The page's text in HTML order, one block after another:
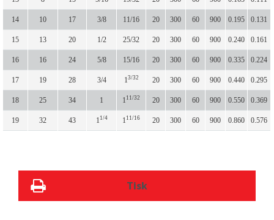
14 10 17 3/8 11/16 20 300 60 900 0.195 0.131
15 13 20 1/2 25/32 20 300 60 900 0.240 0.161
16 16 24 5/8 15/16 20 300 60 900 0.335 0.224
17 19 28 3/4 13/32 20 300 60 900 0.440 0.295
18 25 34 1 1 11/32 20 300 60 900 0.550 0.369
19 32 43 1 1/4 1 11/16 20 300 60 900 0.860 0.576
Tisk